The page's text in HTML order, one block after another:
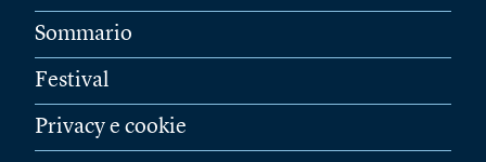
Sommario
Festival
Privacy e cookie